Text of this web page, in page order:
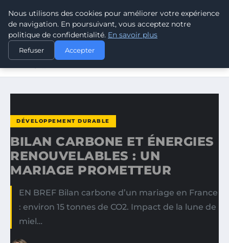
CLIMATE GUARDIAN
ACCUEIL
DÉVELOPPEMENT DURABLE
BILAN CARBONE ET ÉNERGIES RENOUVELABLES : UN
DÉVELOPPEMENT DURABLE
BILAN CARBONE ET ÉNERGIES
RENOUVELABLES : UN
MARIAGE PROMETTEUR
EN BREF Bilan carbone d’un mariage en France
: environ 15 tonnes de CO2. Impact de la lune de
miel…
Nous utilisons des cookies pour améliorer votre expérience
de navigation. En poursuivant, vous acceptez notre
politique de confidentialité. En savoir plus
Refuser Accepter